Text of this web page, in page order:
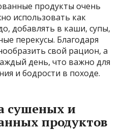
продукты очень
использовать как
добавлять в каши, супы,
перекусы. Благодаря
свой рацион, а
день, что важно для
и бодрости в походе.
сушеных и
продуктов